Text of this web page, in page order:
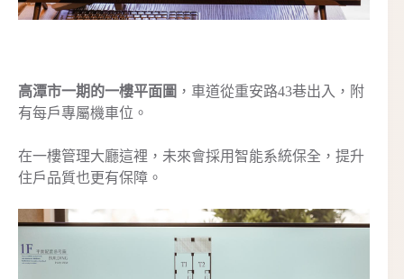
高潭市一期的一樓平面圖 ，車道從重安路43巷出入，附
有每戶專屬機車位。
在一樓管理大廳這裡，未來會採用智能系統保全，提升
住戶品質也更有保障。